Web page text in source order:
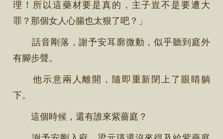
理！所以這藥材要是真的，主子豈不是要遭大
罪？那個女人心腸也太狠了吧？」
話音剛落，謝予安耳廓微動，似乎聽到庭外
有腳步聲。
他示意兩人離開，隨即重新閉上了眼睛躺
下。
這個時候，還有誰來紫薔庭？